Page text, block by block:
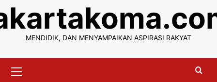
content
MENDIDIK, DAN MENYAMPAIKAN ASPIRASI RAKYAT
Menu